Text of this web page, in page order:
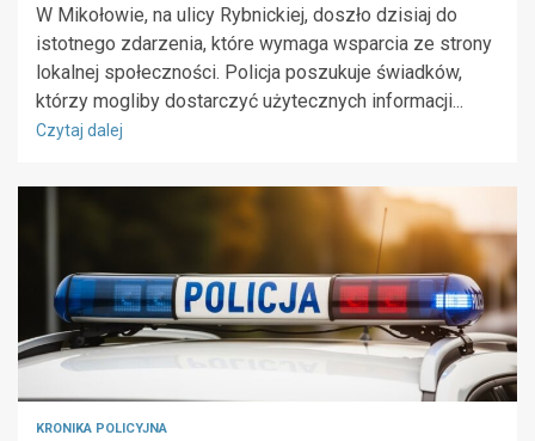
W Mikołowie, na ulicy Rybnickiej, doszło dzisiaj do
istotnego zdarzenia, które wymaga wsparcia ze strony
lokalnej społeczności. Policja poszukuje świadków,
którzy mogliby dostarczyć użytecznych informacji...
Czytaj dalej
KRONIKA POLICYJNA